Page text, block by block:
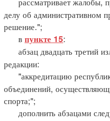
делу об административном
решение.";
в пункте 15:
абзац двадцать третий
редакции:
"аккредитацию
объединений,
спорта;";
дополнить абзацами